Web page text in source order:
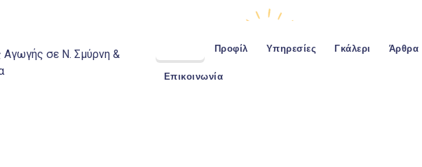
Προφίλ Υπηρεσίες Γκάλερι Άρθρα
Επικοινωνία